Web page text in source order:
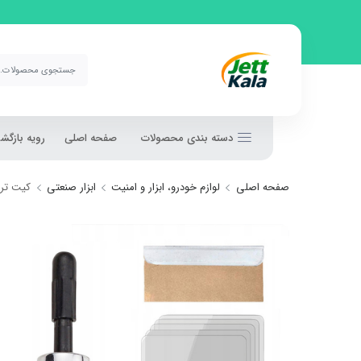
دسته بندی محصولات صفحه اصلی رویه
صفحه اصلی لوازم خودرو، ابزار و امنیت ابزار صنعتی کیت